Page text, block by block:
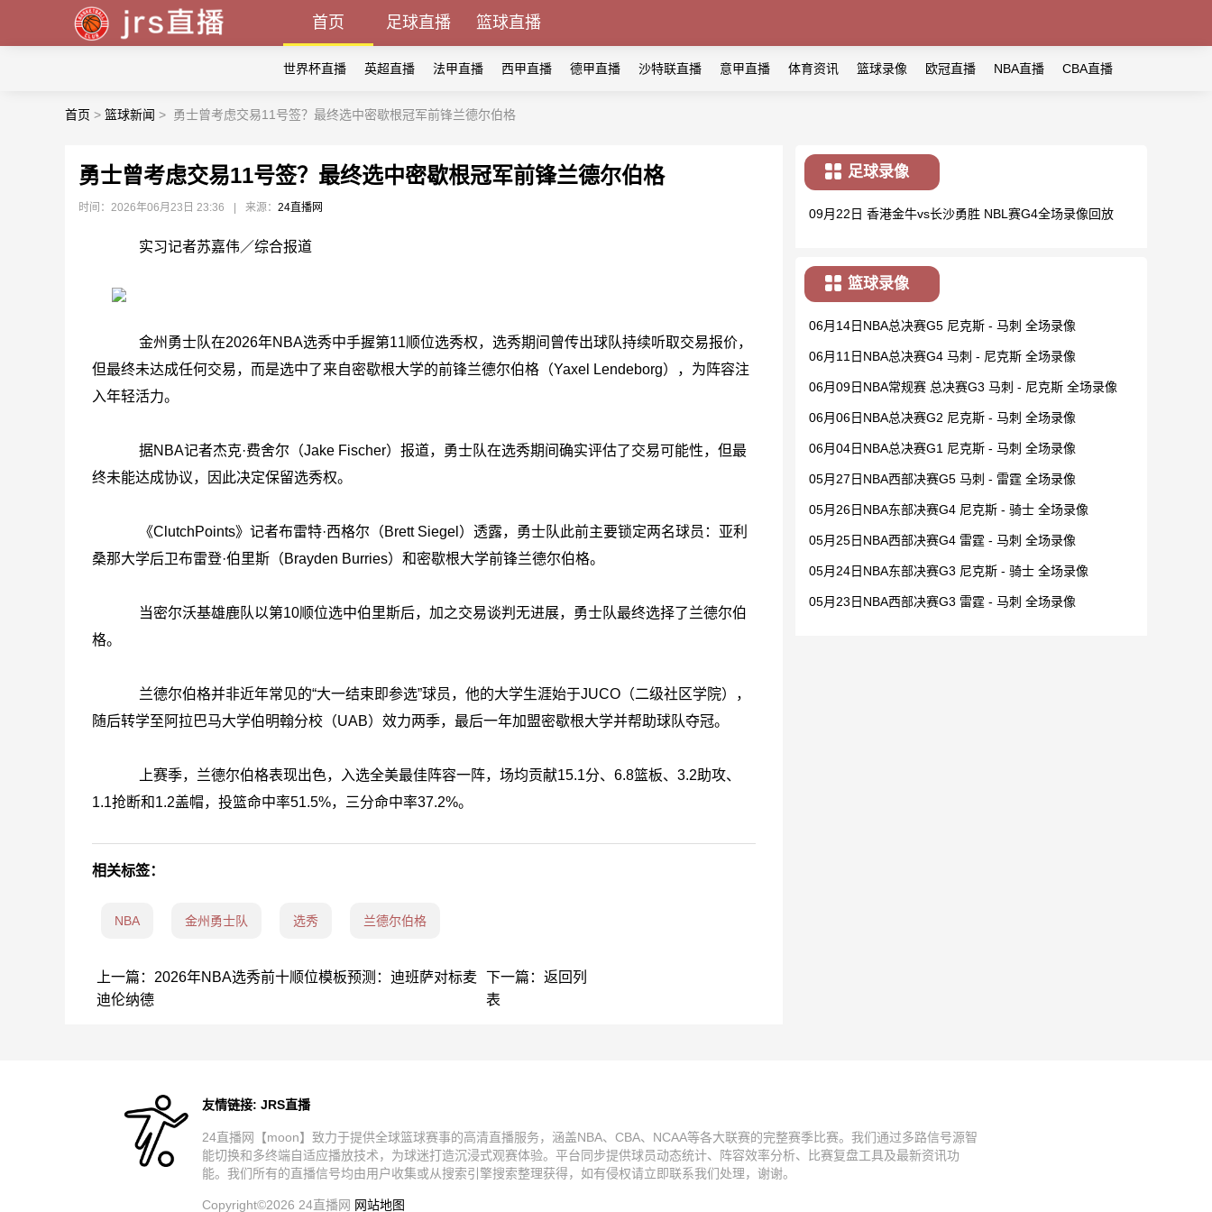
首页 足球直播 篮球直播
世界杯直播 英超直播 法甲直播 西甲直播 德甲直播 沙特联直播 意甲直播 体育资讯 篮球录像 欧冠直播 NBA直播 CBA直播
首页 > 篮球新闻 > 勇士曾考虑交易11号签？最终选中密歇根冠军前锋兰德尔伯格
勇士曾考虑交易11号签？最终选中密歇根冠军前锋兰德尔伯格
时间：2026年06月23日 23:36 来源： 24直播网
实习记者苏嘉伟／综合报道
金州勇士队在2026年NBA选秀中手握第11顺位选秀权，选秀期间曾传出球队持续听取交易报价，
但最终未达成任何交易，而是选中了来自密歇根大学的前锋兰德尔伯格（Yaxel Lendeborg），为阵容注
入年轻活力。
据NBA记者杰克·费舍尔（Jake Fischer）报道，勇士队在选秀期间确实评估了交易可能性，但最
终未能达成协议，因此决定保留选秀权。
《ClutchPoints》记者布雷特·西格尔（Brett Siegel）透露，勇士队此前主要锁定两名球员：亚利
桑那大学后卫布雷登·伯里斯（Brayden Burries）和密歇根大学前锋兰德尔伯格。
当密尔沃基雄鹿队以第10顺位选中伯里斯后，加之交易谈判无进展，勇士队最终选择了兰德尔伯
格。
兰德尔伯格并非近年常见的“大一结束即参选”球员，他的大学生涯始于JUCO（二级社区学院），
随后转学至阿拉巴马大学伯明翰分校（UAB）效力两季，最后一年加盟密歇根大学并帮助球队夺冠。
上赛季，兰德尔伯格表现出色，入选全美最佳阵容一阵，场均贡献15.1分、6.8篮板、3.2助攻、
1.1抢断和1.2盖帽，投篮命中率51.5%，三分命中率37.2%。
相关标签：
NBA 金州勇士队 选秀 兰德尔伯格
上一篇： 2026年NBA选秀前十顺位模板预测：迪班萨对标麦
迪伦纳德
下一篇：返回列
表
足球录像
09月22日 香港金牛vs长沙勇胜 NBL赛G4全场录像回放
篮球录像
06月14日NBA总决赛G5 尼克斯 - 马刺 全场录像
06月11日NBA总决赛G4 马刺 - 尼克斯 全场录像
06月09日NBA常规赛 总决赛G3 马刺 - 尼克斯 全场录像
06月06日NBA总决赛G2 尼克斯 - 马刺 全场录像
06月04日NBA总决赛G1 尼克斯 - 马刺 全场录像
05月27日NBA西部决赛G5 马刺 - 雷霆 全场录像
05月26日NBA东部决赛G4 尼克斯 - 骑士 全场录像
05月25日NBA西部决赛G4 雷霆 - 马刺 全场录像
05月24日NBA东部决赛G3 尼克斯 - 骑士 全场录像
05月23日NBA西部决赛G3 雷霆 - 马刺 全场录像
友情链接: JRS直播
24直播网【moon】致力于提供全球篮球赛事的高清直播服务，涵盖NBA、CBA、NCAA等各大联赛的完整赛季比赛。我们通过多路信号源智
能切换和多终端自适应播放技术，为球迷打造沉浸式观赛体验。平台同步提供球员动态统计、阵容效率分析、比赛复盘工具及最新资讯功
能。我们所有的直播信号均由用户收集或从搜索引擎搜索整理获得，如有侵权请立即联系我们处理，谢谢。
Copyright©2026 24直播网 网站地图